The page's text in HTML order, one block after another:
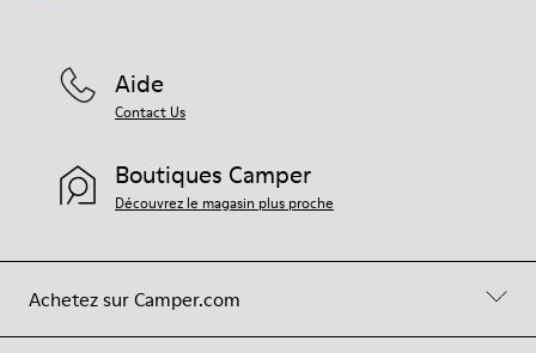
Achetez sur Camper.com
Aide
Contact Us
Boutiques Camper
Découvrez le magasin plus proche